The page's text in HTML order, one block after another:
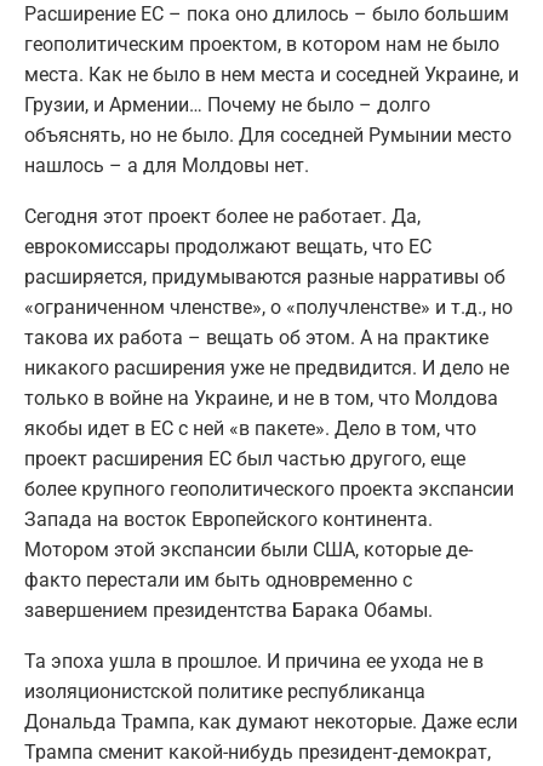
Расширение ЕС – пока оно длилось – было большим
геополитическим проектом, в котором нам не было
места. Как не было в нем места и соседней Украине, и
Грузии, и Армении… Почему не было – долго
объяснять, но не было. Для соседней Румынии место
нашлось – а для Молдовы нет.
Сегодня этот проект более не работает. Да,
еврокомиссары продолжают вещать, что ЕС
расширяется, придумываются разные нарративы об
«ограниченном членстве», о «получленстве» и т.д., но
такова их работа – вещать об этом. А на практике
никакого расширения уже не предвидится. И дело не
только в войне на Украине, и не в том, что Молдова
якобы идет в ЕС с ней «в пакете». Дело в том, что
проект расширения ЕС был частью другого, еще
более крупного геополитического проекта экспансии
Запада на восток Европейского континента.
Мотором этой экспансии были США, которые де-
факто перестали им быть одновременно с
завершением президентства Барака Обамы.
Та эпоха ушла в прошлое. И причина ее ухода не в
изоляционистской политике республиканца
Дональда Трампа, как думают некоторые. Даже если
Трампа сменит какой-нибудь президент-демократ,